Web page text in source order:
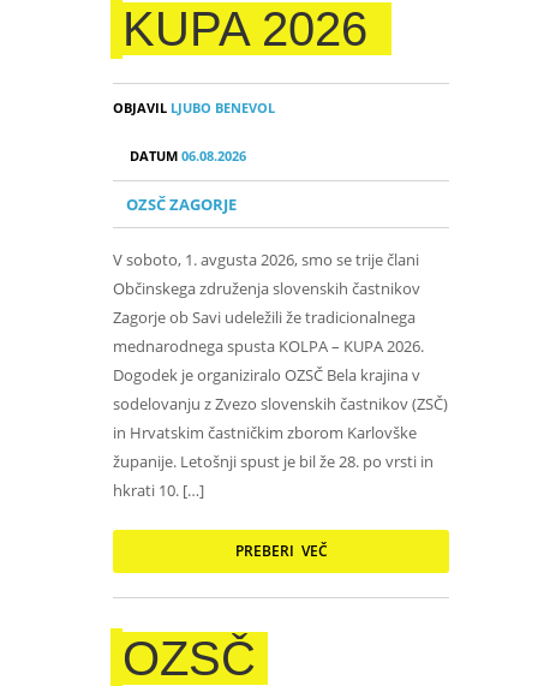
KUPA 2026
OBJAVIL LJUBO BENEVOL
DATUM 06.08.2026
OZSČ ZAGORJE
V soboto, 1. avgusta 2026, smo se trije člani
Občinskega združenja slovenskih častnikov
Zagorje ob Savi udeležili že tradicionalnega
mednarodnega spusta KOLPA – KUPA 2026.
Dogodek je organiziralo OZSČ Bela krajina v
sodelovanju z Zvezo slovenskih častnikov (ZSČ)
in Hrvatskim častničkim zborom Karlovške
županije. Letošnji spust je bil že 28. po vrsti in
hkrati 10. […]
PREBERI VEČ
OZSČ